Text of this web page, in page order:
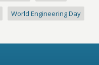
World Engineering Day